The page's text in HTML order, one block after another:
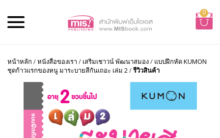
0
หน้าหลัก /หนังสือของเรา / เสริมเชาวน์ พัฒนาสมอง/ แบบฝึกหัด KUMON
ชุดก้าวแรกของหนู มาระบายสีกันเถอะ เล่ม 2/รีวิวสินค้า